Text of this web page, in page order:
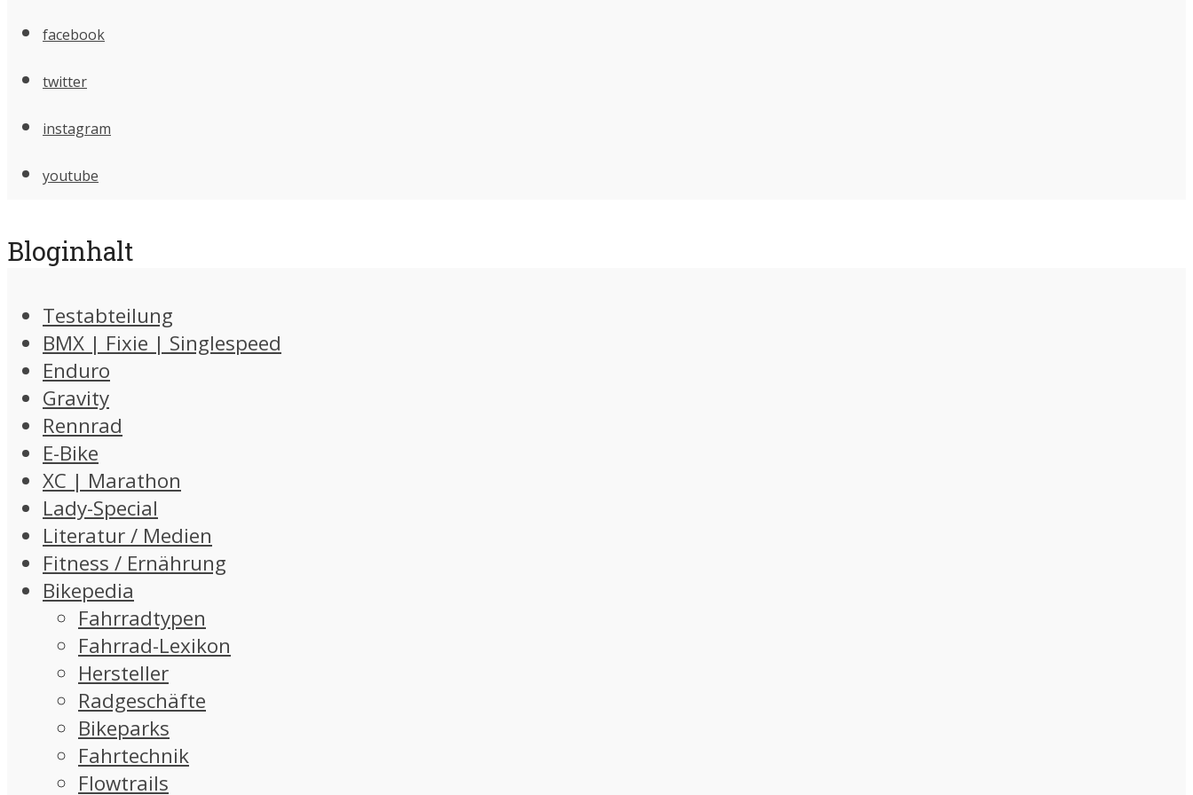
facebook
twitter
instagram
youtube
Bloginhalt
Testabteilung
BMX | Fixie | Singlespeed
Enduro
Gravity
Rennrad
E-Bike
XC | Marathon
Lady-Special
Literatur / Medien
Fitness / Ernährung
Bikepedia
Fahrradtypen
Fahrrad-Lexikon
Hersteller
Radgeschäfte
Bikeparks
Fahrtechnik
Flowtrails